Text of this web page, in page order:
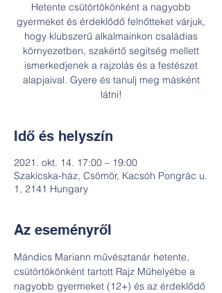
Hetente csütörtökönként a nagyobb
gyermeket és érdeklődő felnőtteket várjuk,
hogy klubszerű alkalmainkon családias
környezetben, szakértő segítség mellett
ismerkedjenek a rajzolás és a festészet
alapjaival. Gyere és tanulj meg másként
látni!
Idő és helyszín
2021. okt. 14. 17:00 – 19:00
Szakicska-ház, Csömör, Kacsóh Pongrác u.
1, 2141 Hungary
Az eseményről
Mándics Mariann művésztanár hetente,
csütörtökönként tartott Rajz Műhelyébe a
nagyobb gyermeket (12+) és az érdeklődő